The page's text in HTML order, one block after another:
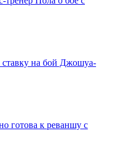
ставку на бой Джошуа-
готова к реваншу с